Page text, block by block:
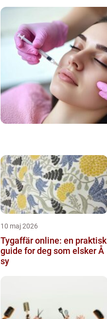
10 maj 2026
Tygaffär online: en praktisk
guide for deg som elsker Å
sy